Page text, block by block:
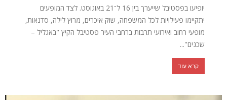
יופיעו בפסטיבל שייערך בין 16 ל־21 באוגוסט. לצד המופעים
יתקיימו פעילויות לכל המשפחה, שוק איכרים, מרוץ לילה, סדנאות,
מופעי רחוב ואירועי תרבות ברחבי העיר פסטיבל הקיץ "באגליל –
שכנים"...
קרא עוד